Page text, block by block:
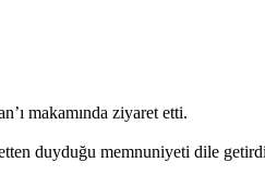
makamında ziyaret etti.
duyduğu memnuniyeti dile